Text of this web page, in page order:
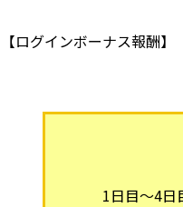
【ログインボーナス報酬】
1日目～4日